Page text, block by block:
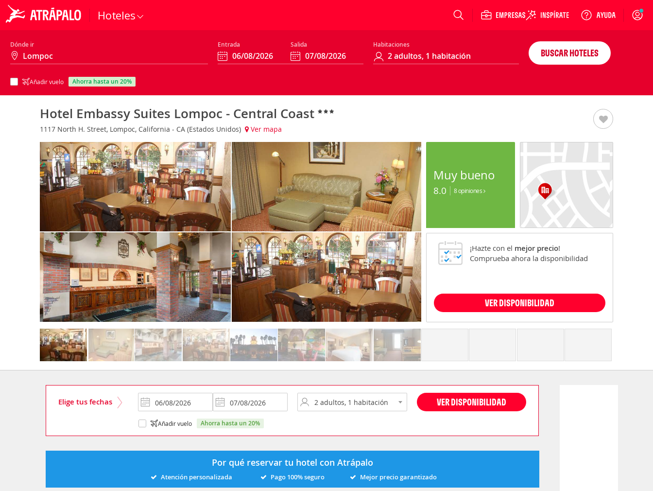
Hoteles Login
Dónde ir Entrada Salida Habitaciones
Añadir vuelo ahorra hasta un 20%
BUSCAR HOTELES
Hotel Embassy Suites Lompoc - Central Coast
1117 North H. Street, Lompoc, California - CA (Estados Unidos) Ver mapa
Muy bueno
8.0 8 opiniones
¡Hazte con el mejor precio!
Comprueba ahora la disponibilidad
VER DISPONIBILIDAD
Elige tus fechas VER DISPONIBILIDAD
Añadir vuelo ahorra hasta un 20%
Por qué reservar tu hotel con Atrápalo
Atención personalizada Pago 100% seguro Mejor precio garantizado